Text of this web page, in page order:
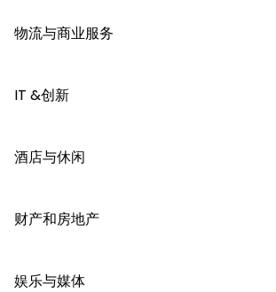
物流与商业服务
IT &创新
酒店与休闲
财产和房地产
娱乐与媒体